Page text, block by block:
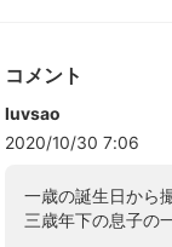
コメント
luvsao
2020/10/30 7:06
一歳の誕生日から
三歳年下の息子の